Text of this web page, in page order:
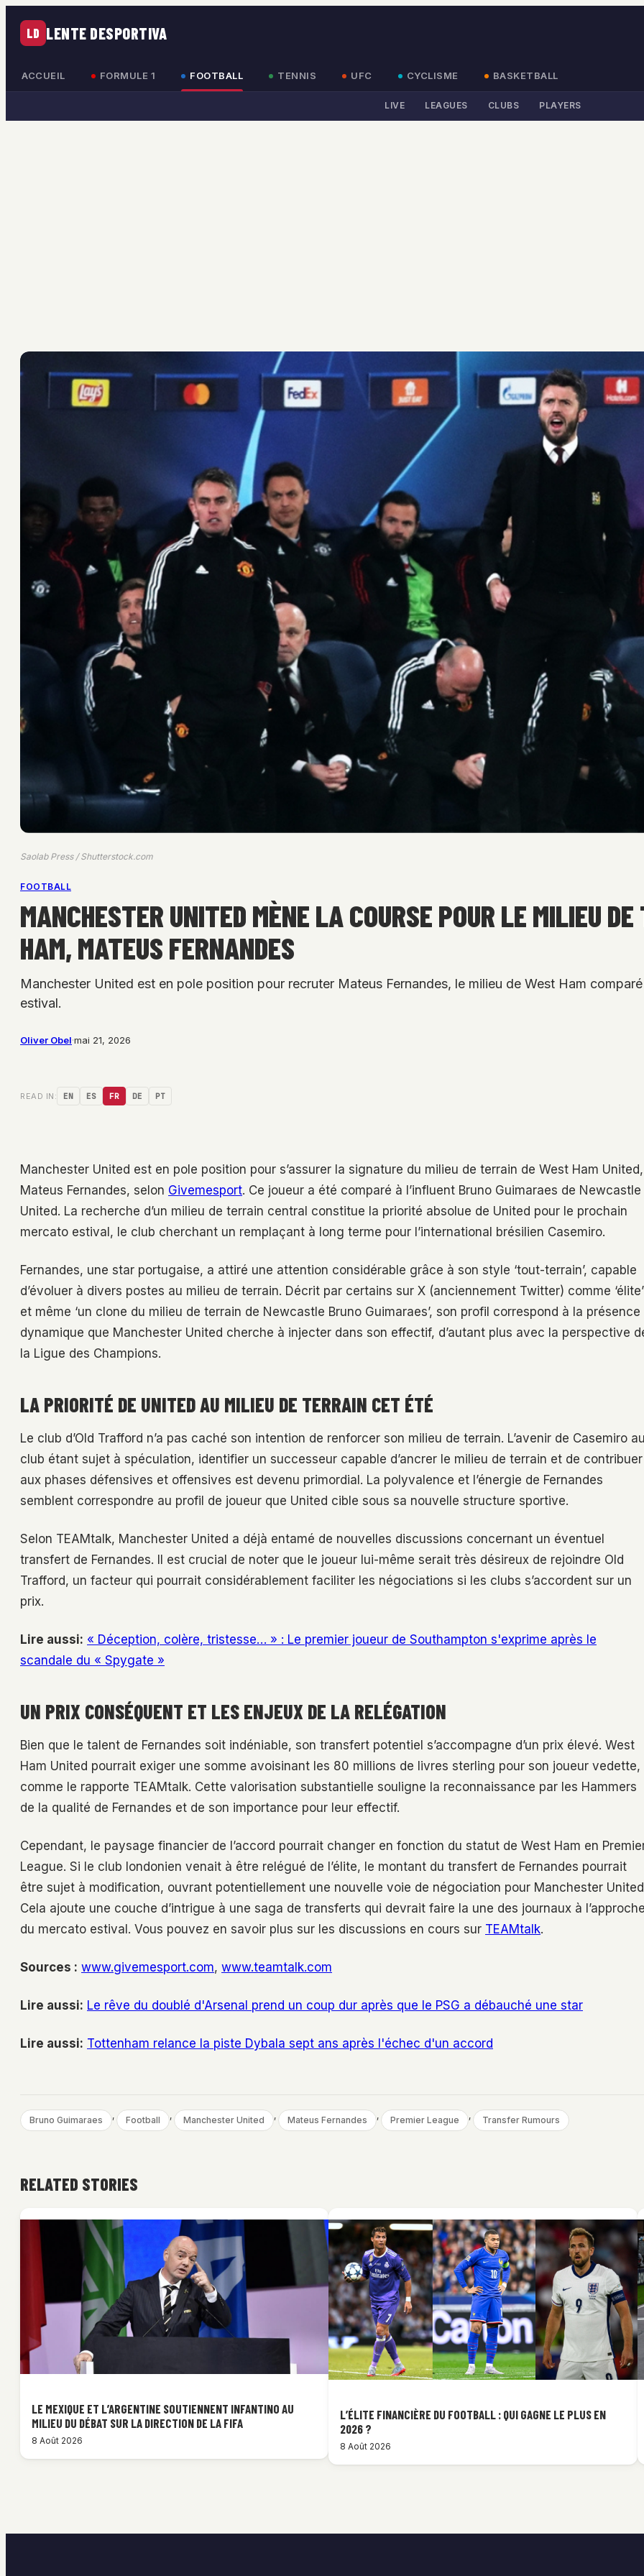
LD LENTE DESPORTIVA
ACCUEIL FORMULE 1 FOOTBALL TENNIS UFC CYCLISME BASKETBALL
LIVE LEAGUES CLUBS PLAYERS
Saolab Press / Shutterstock.com
FOOTBALL
MANCHESTER UNITED MÈNE LA COURSE POUR LE MILIEU
HAM, MATEUS FERNANDES
Manchester United est en pole position pour recruter Mateus Fernandes, le milieu de West Ham
estival.
Oliver Obel·mai 21, 2026
READ IN: EN ES FR DE PT
Manchester United est en pole position pour s’assurer la signature du milieu de terrain de West Ham United,
Mateus Fernandes, selon Givemesport. Ce joueur a été comparé à l’influent Bruno Guimaraes de Newcastle
United. La recherche d’un milieu de terrain central constitue la priorité absolue de United pour le prochain
mercato estival, le club cherchant un remplaçant à long terme pour l’international brésilien Casemiro.
Fernandes, une star portugaise, a attiré une attention considérable grâce à son style ‘tout-terrain’, capable
d’évoluer à divers postes au milieu de terrain. Décrit par certains sur X (anciennement Twitter) comme ‘élite’
et même ‘un clone du milieu de terrain de Newcastle Bruno Guimaraes’, son profil correspond à la présence
dynamique que Manchester United cherche à injecter dans son effectif, d’autant plus avec la perspective
la Ligue des Champions.
LA PRIORITÉ DE UNITED AU MILIEU DE TERRAIN CET ÉTÉ
Le club d’Old Trafford n’a pas caché son intention de renforcer son milieu de terrain. L’avenir de Casemiro au
club étant sujet à spéculation, identifier un successeur capable d’ancrer le milieu de terrain et de contribuer
aux phases défensives et offensives est devenu primordial. La polyvalence et l’énergie de Fernandes
semblent correspondre au profil de joueur que United cible sous sa nouvelle structure sportive.
Selon TEAMtalk, Manchester United a déjà entamé de nouvelles discussions concernant un éventuel
transfert de Fernandes. Il est crucial de noter que le joueur lui-même serait très désireux de rejoindre Old
Trafford, un facteur qui pourrait considérablement faciliter les négociations si les clubs s’accordent sur un
prix.
Lire aussi: « Déception, colère, tristesse… » : Le premier joueur de Southampton s'exprime après le
scandale du « Spygate »
UN PRIX CONSÉQUENT ET LES ENJEUX DE LA RELÉGATION
Bien que le talent de Fernandes soit indéniable, son transfert potentiel s’accompagne d’un prix élevé. West
Ham United pourrait exiger une somme avoisinant les 80 millions de livres sterling pour son joueur vedette,
comme le rapporte TEAMtalk. Cette valorisation substantielle souligne la reconnaissance par les Hammers
de la qualité de Fernandes et de son importance pour leur effectif.
Cependant, le paysage financier de l’accord pourrait changer en fonction du statut de West Ham en
League. Si le club londonien venait à être relégué de l’élite, le montant du transfert de Fernandes pourrait
être sujet à modification, ouvrant potentiellement une nouvelle voie de négociation pour Manchester
Cela ajoute une couche d’intrigue à une saga de transferts qui devrait faire la une des journaux à l’approche
du mercato estival. Vous pouvez en savoir plus sur les discussions en cours sur TEAMtalk.
Sources : www.givemesport.com, www.teamtalk.com
Lire aussi: Le rêve du doublé d'Arsenal prend un coup dur après que le PSG a débauché une star
Lire aussi: Tottenham relance la piste Dybala sept ans après l'échec d'un accord
Bruno Guimaraes , Football , Manchester United , Mateus Fernandes , Premier League , Transfer Rumours
RELATED STORIES
LE MEXIQUE ET L’ARGENTINE SOUTIENNENT INFANTINO AU
MILIEU DU DÉBAT SUR LA DIRECTION DE LA FIFA
8 Août 2026
L’ÉLITE FINANCIÈRE DU FOOTBALL : QUI GAGNE LE PLUS EN
2026 ?
8 Août 2026